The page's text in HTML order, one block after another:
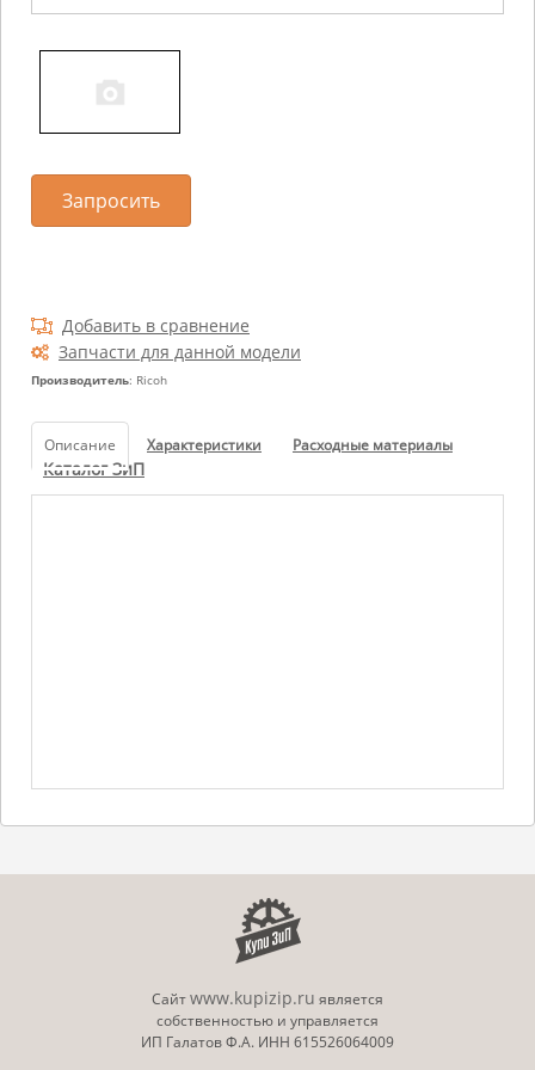
Добавить в сравнение
Запчасти для данной модели
Производитель: Ricoh
Запросить
Описание Характеристики Расходные материалы
Каталог ЗиП
Сайтwww.kupizip.ru является
собственностью и управляется
ИП Галатов Ф.А. ИНН 615526064009